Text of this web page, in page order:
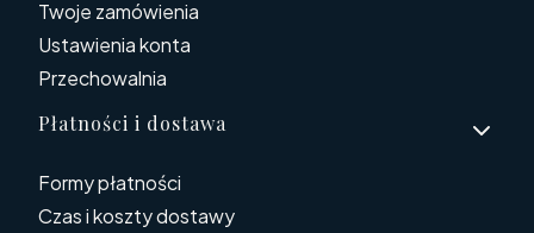
Twoje zamówienia
Ustawienia konta
Przechowalnia
Płatności i dostawa
Formy płatności
Czas i koszty dostawy